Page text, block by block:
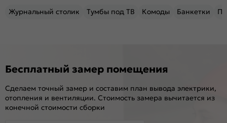
Журнальный столик Тумбы под ТВ Комоды Банкетки
Бесплатный замер помещения
Сделаем точный замер и составим план вывода электрики,
отопления и вентиляции. Стоимость замера вычитается из
конечной стоимости сборки